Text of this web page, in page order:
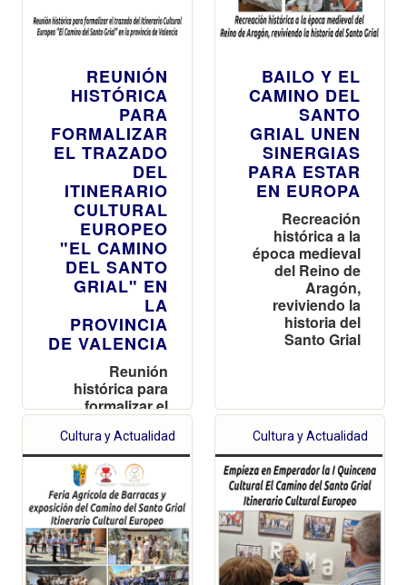
REUNIÓN
HISTÓRICA
PARA
FORMALIZAR
EL TRAZADO
DEL
ITINERARIO
CULTURAL
EUROPEO
"EL CAMINO
DEL SANTO
GRIAL" EN
LA
PROVINCIA
DE VALENCIA
Reunión
histórica para
formalizar el
Itinerario
Cultural
Europeo "El
Camino del
Santo Grial" en
la provincia de
Valencia
BAILO Y EL
CAMINO DEL
SANTO
GRIAL UNEN
SINERGIAS
PARA ESTAR
EN EUROPA
Recreación
histórica a la
época medieval
del Reino de
Aragón,
reviviendo la
historia del
Santo Grial
Cultura y Actualidad Cultura y Actualidad